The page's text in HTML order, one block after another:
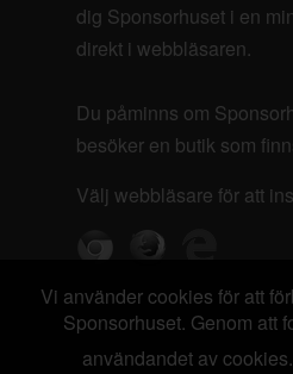
dig Sponsorhuset i en
direkt i webbläsaren.
Du påminns om
besöker en butik som
Välj webbläsare för att
Vi använder cookies för att
Sponsorhuset. Genom att
användandet av cookies.